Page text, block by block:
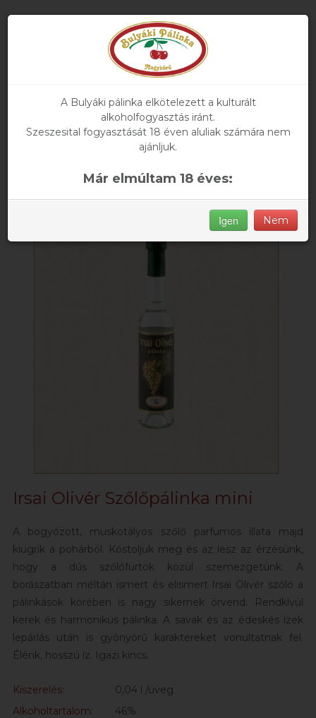
Főoldal»Termékeink» Irsai Olivér Szőlőpálinka mini
Irsai Olivér Szőlőpálinka mini
A bogyózott, muskotályos szőlő parfümös illata majd
kiugrik a pohárból. Kóstoljuk meg és az lesz az érzésünk,
hogy a dús szőlőfürtök közül szemezgetünk. A
borászatban méltán ismert és elismert Irsai Olivér szőlő a
pálinkások körében is nagy sikernek örvend. Rendkívül
kerek és harmonikus pálinka. A savak és az édeskés ízek
lepárlás után is gyönyörű karaktereket vonultatnak fel.
Élénk, hosszú íz. Igazi kincs.
Kiszerelés:
0,04 l /üveg
Alkoholtartalom:
46%
A Bulyáki pálinka elkötelezett a kulturált
alkoholfogyasztás iránt.
Szeszesital fogyasztását 18 éven aluliak számára nem
ajánljuk.
Már elmúltam 18 éves:
Igen Nem